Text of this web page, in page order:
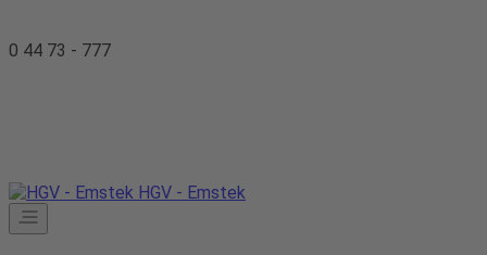
0 44 73 - 777
HGV - Emstek